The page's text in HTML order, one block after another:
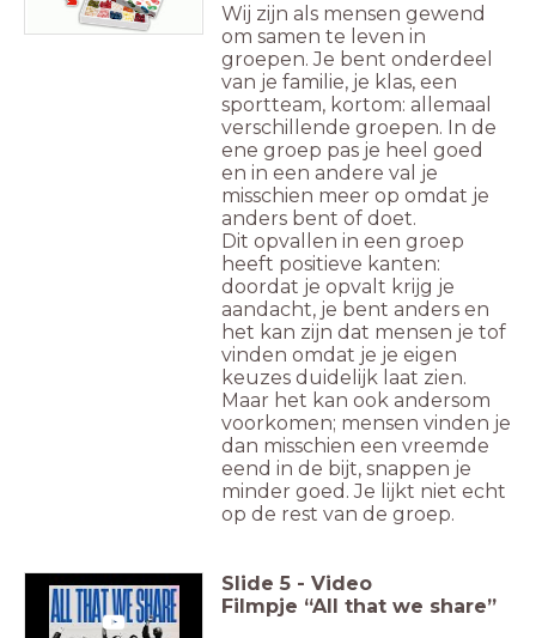
Wij zijn als mensen gewend
om samen te leven in
groepen. Je bent onderdeel
van je familie, je klas, een
sportteam, kortom: allemaal
verschillende groepen. In de
ene groep pas je heel goed
en in een andere val je
misschien meer op omdat je
anders bent of doet.
Dit opvallen in een groep
heeft positieve kanten:
doordat je opvalt krijg je
aandacht, je bent anders en
het kan zijn dat mensen je tof
vinden omdat je je eigen
keuzes duidelijk laat zien.
Maar het kan ook andersom
voorkomen; mensen vinden je
dan misschien een vreemde
eend in de bijt, snappen je
minder goed. Je lijkt niet echt
op de rest van de groep.
Slide 5 - Video
Filmpje “All that we share”